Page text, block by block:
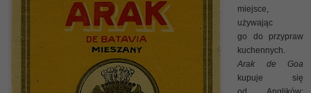
miejsce,
używając
go do przypraw
kuchennych.
Arak de Goa
kupuje się